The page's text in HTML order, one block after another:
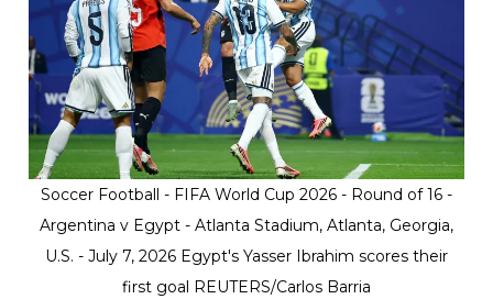
Soccer Football - FIFA World Cup 2026 - Round of 16 -
Argentina v Egypt - Atlanta Stadium, Atlanta, Georgia,
U.S. - July 7, 2026 Egypt's Yasser Ibrahim scores their
first goal REUTERS/Carlos Barria